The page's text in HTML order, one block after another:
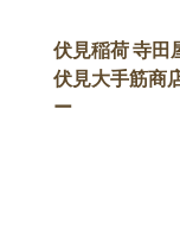
伏見稲荷 寺田
伏見大手筋商
ー